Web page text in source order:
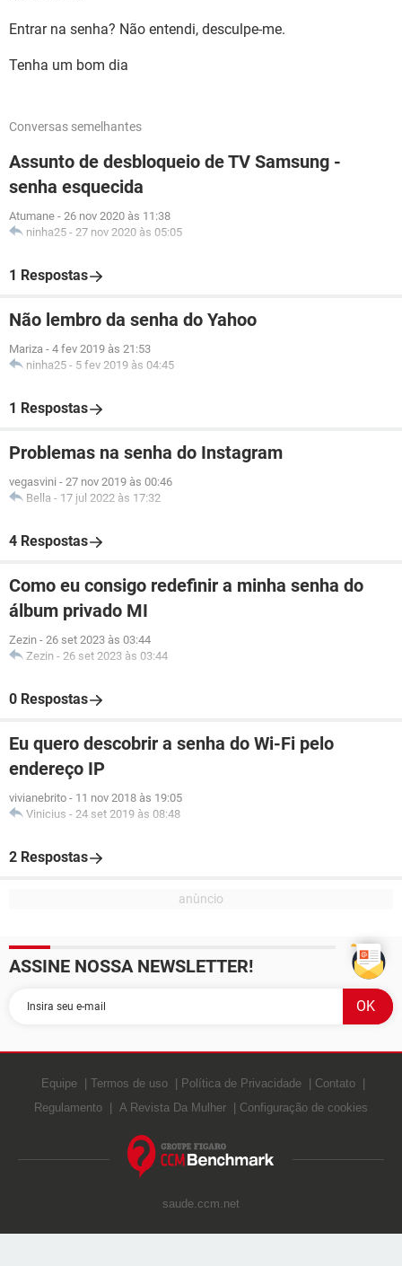
Entrar na senha? Não entendi, desculpe-me.
Tenha um bom dia
Conversas semelhantes
Assunto de desbloqueio de TV Samsung -
senha esquecida
Atumane - 26 nov 2020 às 11:38
ninha25 - 27 nov 2020 às 05:05
1 Respostas
Não lembro da senha do Yahoo
Mariza - 4 fev 2019 às 21:53
ninha25 - 5 fev 2019 às 04:45
1 Respostas
Problemas na senha do Instagram
vegasvini - 27 nov 2019 às 00:46
Bella - 17 jul 2022 às 17:32
4 Respostas
Como eu consigo redefinir a minha senha do
álbum privado MI
Zezin - 26 set 2023 às 03:44
Zezin - 26 set 2023 às 03:44
0 Respostas
Eu quero descobrir a senha do Wi-Fi pelo
endereço IP
vivianebrito - 11 nov 2018 às 19:05
Vinicius - 24 set 2019 às 08:48
2 Respostas
ASSINE NOSSA NEWSLETTER!
Equipe Termos de uso Política de Privacidade
Contato
Regulamento
A Revista Da Mulher Configuração de cookies
saude.ccm.net